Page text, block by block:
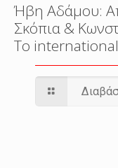
Ήβη Αδάμου:
Σκόπια &
Το international